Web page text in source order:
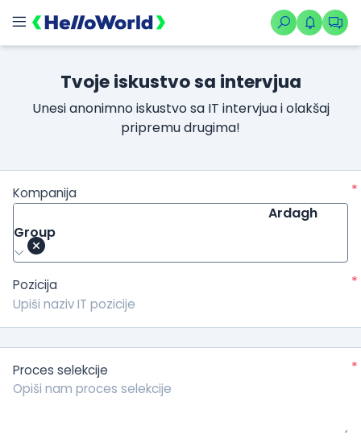
Tvoje iskustvo sa intervjua
Unesi anonimno iskustvo sa IT intervjua i olakšaj
pripremu drugima!
Kompanija
*
Ardagh
Group
Pozicija *
Proces selekcije *